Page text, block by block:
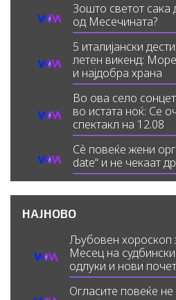
Зошто светот сака
од Месечината?
5 италијански
летен викенд:
и најдобра храна
Во ова село
во истата ноќ: Се
спектакл на 12.08
Сè повеќе жени
date“ и не чекаат
НАЈНОВО
Љубовен хороскоп
Месец на
одлуки и нови
Огласите повеќе